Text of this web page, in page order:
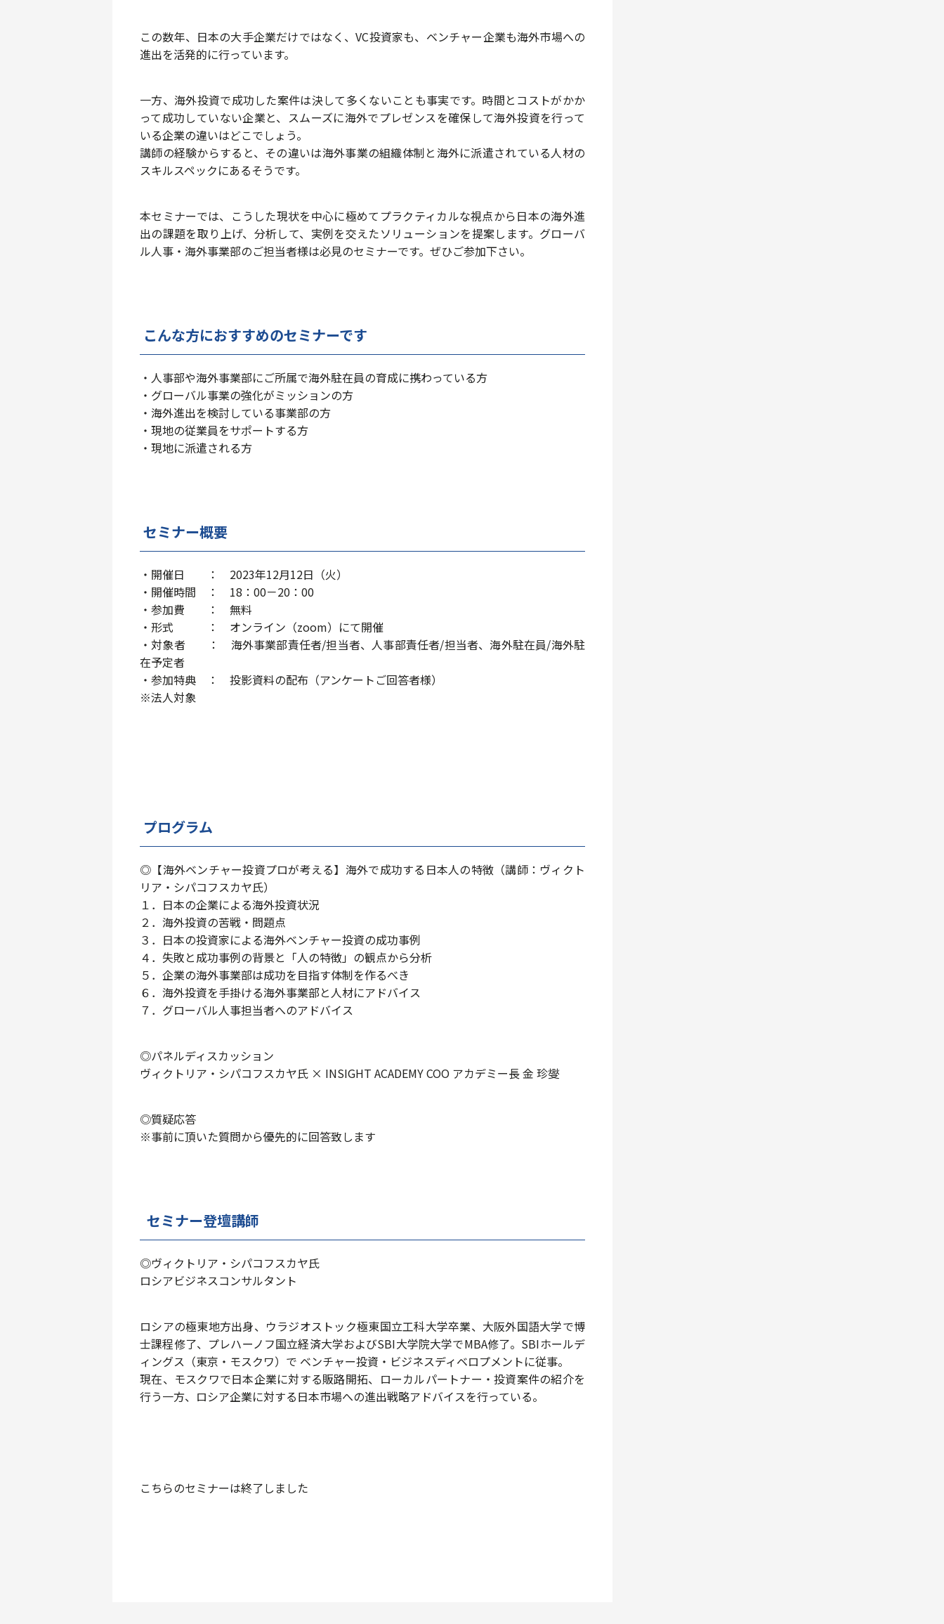
この数年、日本の大手企業だけではなく、VC投資家も、ベンチャー企業も海外市場への
進出を活発的に行っています。
一方、海外投資で成功した案件は決して多くないことも事実です。時間とコストがかか
って成功していない企業と、スムーズに海外でプレゼンスを確保して海外投資を行って
いる企業の違いはどこでしょう。
講師の経験からすると、その違いは海外事業の組織体制と海外に派遣されている人材の
スキルスペックにあるそうです。
本セミナーでは、こうした現状を中心に極めてプラクティカルな視点から日本の海外進
出の課題を取り上げ、分析して、実例を交えたソリューションを提案します。グローバ
ル人事・海外事業部のご担当者様は必見のセミナーです。ぜひご参加下さい。
こんな方におすすめのセミナーです
・人事部や海外事業部にご所属で海外駐在員の育成に携わっている方
・グローバル事業の強化がミッションの方
・海外進出を検討している事業部の方
・現地の従業員をサポートする方
・現地に派遣される方
セミナー概要
・開催日 ： 2023年12月12日（火）
・開催時間 ： 18：00－20：00
・参加費 ： 無料
・形式 ： オンライン（zoom）にて開催
・対象者 ： 海外事業部責任者/担当者、人事部責任者/担当者、海外駐在員/海外駐
在予定者
・参加特典 ： 投影資料の配布（アンケートご回答者様）
※法人対象
プログラム
◎【海外ベンチャー投資プロが考える】海外で成功する日本人の特徴（講師：ヴィクト
リア・シパコフスカヤ氏）
１．日本の企業による海外投資状況
２．海外投資の苦戦・問題点
３．日本の投資家による海外ベンチャー投資の成功事例
４．失敗と成功事例の背景と「人の特徴」の観点から分析
５．企業の海外事業部は成功を目指す体制を作るべき
６．海外投資を手掛ける海外事業部と人材にアドバイス
７．グローバル人事担当者へのアドバイス
◎パネルディスカッション
ヴィクトリア・シパコフスカヤ氏 × INSIGHT ACADEMY COO アカデミー⻑ ⾦ 珍燮
◎質疑応答
※事前に頂いた質問から優先的に回答致します
セミナー登壇講師
◎ヴィクトリア・シパコフスカヤ氏
ロシアビジネスコンサルタント
ロシアの極東地方出身、ウラジオストック極東国立工科大学卒業、大阪外国語大学で博
士課程修了、プレハーノフ国立経済大学およびSBI大学院大学でMBA修了。SBIホールデ
ィングス（東京・モスクワ）で ベンチャー投資・ビジネスディベロプメントに従事。
現在、モスクワで日本企業に対する販路開拓、ローカルパートナー・投資案件の紹介を
行う一方、ロシア企業に対する日本市場への進出戦略アドバイスを行っている。
こちらのセミナーは終了しました